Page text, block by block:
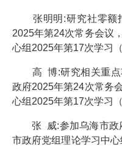
张明明:研究社零额
2025年第24次常务会议
心组2025年第17次学习
高 博:研究相关重点
政府2025年第24次常务
心组2025年第17次学习
张 威:参加乌海市政
市政府党组理论学习中